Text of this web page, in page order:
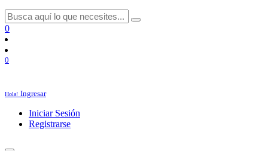
0
0
Hola! Ingresar
Iniciar Sesión
Registrarse